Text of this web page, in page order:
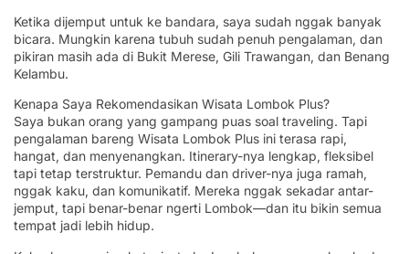
Ketika dijemput untuk ke bandara, saya sudah nggak banyak
bicara. Mungkin karena tubuh sudah penuh pengalaman, dan
pikiran masih ada di Bukit Merese, Gili Trawangan, dan Benang
Kelambu.
Kenapa Saya Rekomendasikan Wisata Lombok Plus?
Saya bukan orang yang gampang puas soal traveling. Tapi
pengalaman bareng Wisata Lombok Plus ini terasa rapi,
hangat, dan menyenangkan. Itinerary-nya lengkap, fleksibel
tapi tetap terstruktur. Pemandu dan driver-nya juga ramah,
nggak kaku, dan komunikatif. Mereka nggak sekadar antar-
jemput, tapi benar-benar ngerti Lombok—dan itu bikin semua
tempat jadi lebih hidup.